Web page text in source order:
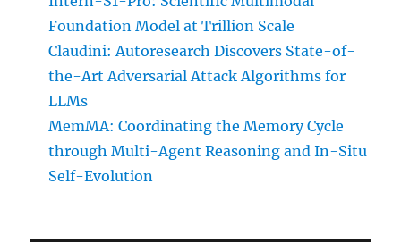
Foundation Model at Trillion Scale
Claudini: Autoresearch Discovers State-of-
the-Art Adversarial Attack Algorithms for
LLMs
MemMA: Coordinating the Memory Cycle
through Multi-Agent Reasoning and In-Situ
Self-Evolution